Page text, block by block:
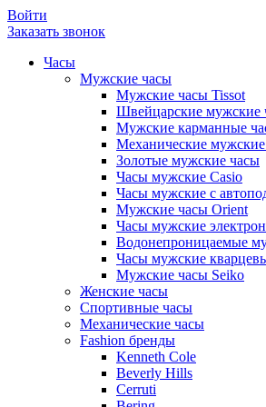
Войти
Заказать звонок
Часы
Мужские часы
Мужские часы Tissot
Швейцарские мужские
Мужские карманные
Механические
Золотые мужские часы
Часы мужские Casio
Часы мужские с
Мужские часы Orient
Часы мужские
Водонепроницаемые
Часы мужские
Мужские часы Seiko
Женские часы
Спортивные часы
Механические часы
Fashion бренды
Kenneth Cole
Beverly Hills
Cerruti